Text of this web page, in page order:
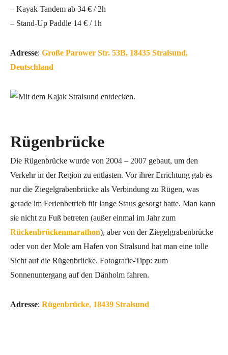
– Kayak Tandem ab 34 € / 2h
– Stand-Up Paddle 14 € / 1h
Adresse: Große Parower Str. 53B, 18435 Stralsund,
Deutschland
Rügenbrücke
Die Rügenbrücke wurde von 2004 – 2007 gebaut, um den
Verkehr in der Region zu entlasten. Vor ihrer Errichtung gab es
nur die Ziegelgrabenbrücke als Verbindung zu Rügen, was
gerade im Ferienbetrieb für lange Staus gesorgt hatte. Man kann
sie nicht zu Fuß betreten (außer einmal im Jahr zum
Rückenbrückenmarathon), aber von der Ziegelgrabenbrücke
oder von der Mole am Hafen von Stralsund hat man eine tolle
Sicht auf die Rügenbrücke. Fotografie-Tipp: zum
Sonnenuntergang auf den Dänholm fahren.
Adresse: Rügenbrücke, 18439 Stralsund